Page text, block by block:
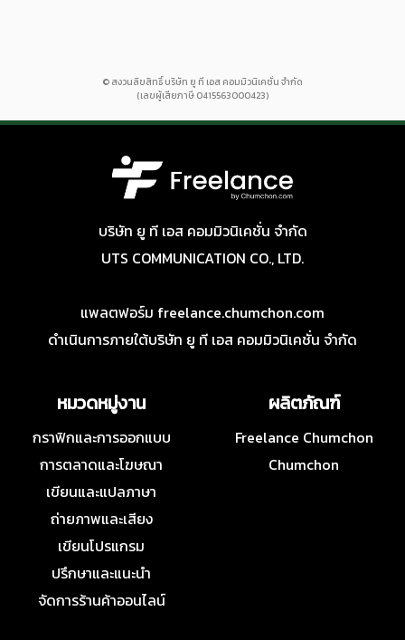
© สงวนลิขสิทธิ์ บริษัท ยู ที เอส คอมมิวนิเคชั่น จำกัด
(เลขผู้เสียภาษี 0415563000423)
บริษัท ยู ที เอส คอมมิวนิเคชั่น จำกัด
UTS COMMUNICATION CO., LTD.
แพลตฟอร์ม freelance.chumchon.com
ดำเนินการภายใต้บริษัท ยู ที เอส คอมมิวนิเคชั่น จำกัด
หมวดหมู่งาน
กราฟิกและการออกแบบ
การตลาดและโฆษณา
เขียนและแปลภาษา
ถ่ายภาพและเสียง
เขียนโปรแกรม
ปรึกษาและแนะนำ
จัดการร้านค้าออนไลน์
ผลิตภัณฑ์
Freelance Chumchon
Chumchon